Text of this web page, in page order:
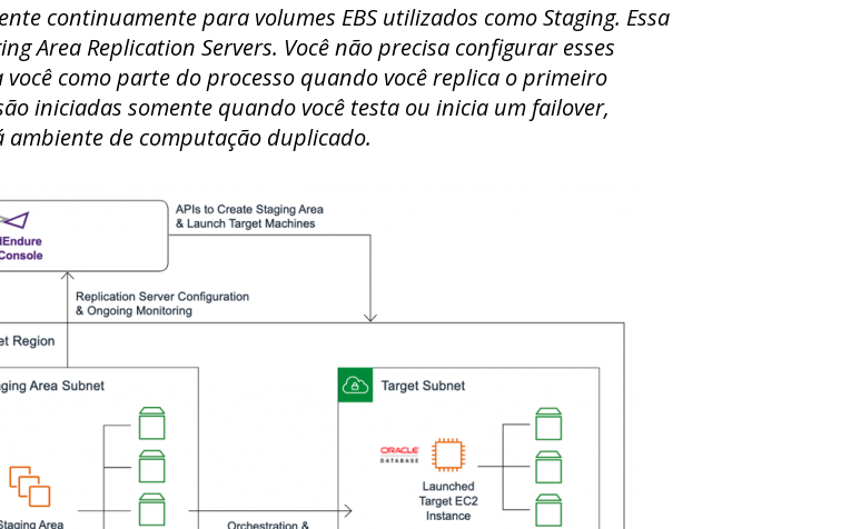
continuamente para volumes EBS utilizados como Staging. Essa
Area Replication Servers. Você não precisa configurar esses
como parte do processo quando você replica o primeiro
iniciadas somente quando você testa ou inicia um failover,
de computação duplicado.